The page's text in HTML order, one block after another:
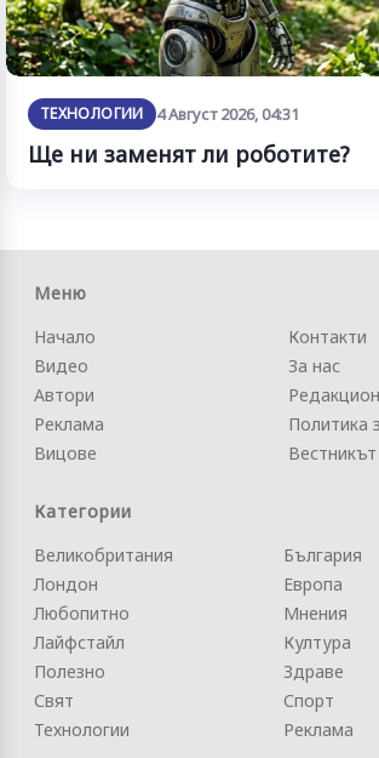
ТЕХНОЛОГИИ 4 Август 2026, 04:31
Ще ни заменят ли роботите?
Меню
Начало
Видео
Автори
Реклама
Вицове
Контакти
За нас
Политика
Вестникът
Категории
Великобритания
Лондон
Любопитно
Лайфстайл
Полезно
Свят
Технологии
България
Европа
Мнения
Култура
Здраве
Спорт
Реклама